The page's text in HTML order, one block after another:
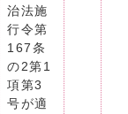
治法施
行令第
167条
の2第1
項第3
号が適